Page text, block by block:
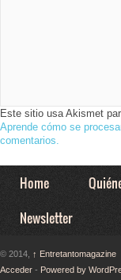
Este sitio usa Akismet
Aprende cómo se
comentarios.
Home
Newsletter
© 2014, ↑ Entretantomagazine
Acceder - Powered by